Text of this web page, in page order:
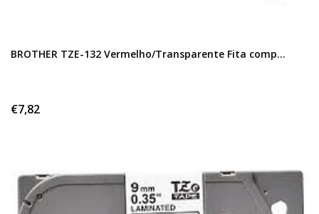
BROTHER TZE-132 Vermelho/Transparente Fita comp...
€7,82